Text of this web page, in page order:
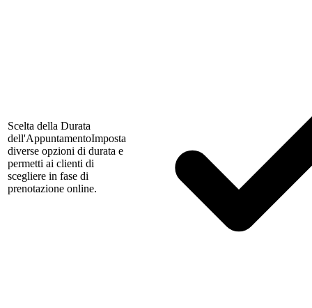
Scelta della Durata
dell'AppuntamentoImposta
diverse opzioni di durata e
permetti ai clienti di
scegliere in fase di
prenotazione online.